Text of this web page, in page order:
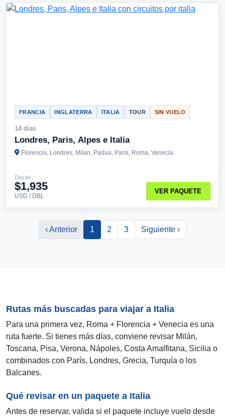
FRANCIA INGLATERRA ITALIA TOUR SIN VUELO
14 días
Londres, Paris, Alpes e Italia
Florencia, Londres, Milan, Padua, París, Roma, Venecia
Desde
$1,935
USD / DBL
VER PAQUETE
‹ Anterior 1 2 3 Siguiente ›
Rutas más buscadas para viajar a Italia
Para una primera vez, Roma + Florencia + Venecia es una
ruta fuerte. Si tienes más días, conviene revisar Milán,
Toscana, Pisa, Verona, Nápoles, Costa Amalfitana, Sicilia o
combinados con París, Londres, Grecia, Turquía o los
Balcanes.
Qué revisar en un paquete a Italia
Antes de reservar, valida si el paquete incluye vuelo desde